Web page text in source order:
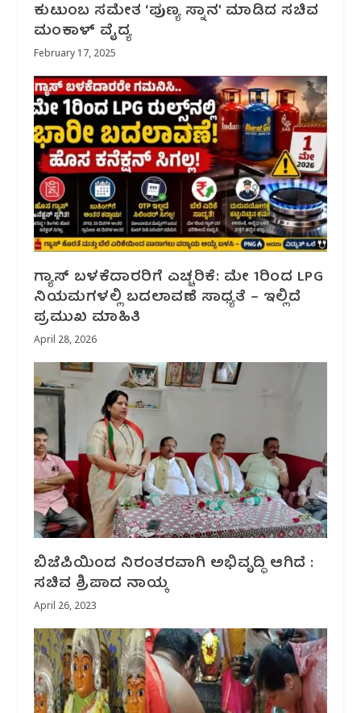
ಕುಟುಂಬ ಸಮೇತ ‘ಪುಣ್ಯ ಸ್ನಾನ’ ಮಾಡಿದ ಸಚಿವ
ಮಂಕಾಳ್ ವೈದ್ಯ
February 17, 2025
ಗ್ಯಾಸ್ ಬಳಕೆದಾರರಿಗೆ ಎಚ್ಚರಿಕೆ: ಮೇ 1ರಿಂದ LPG
ನಿಯಮಗಳಲ್ಲಿ ಬದಲಾವಣೆ ಸಾಧ್ಯತೆ – ಇಲ್ಲಿದೆ
ಪ್ರಮುಖ ಮಾಹಿತಿ
April 28, 2026
ಬಿಜೆಪಿಯಿಂದ ನಿರಂತರವಾಗಿ ಅಭಿವೃದ್ಧಿ ಆಗಿದೆ :
ಸಚಿವ ಶ್ರಿಪಾದ ನಾಯ್ಕ
April 26, 2023